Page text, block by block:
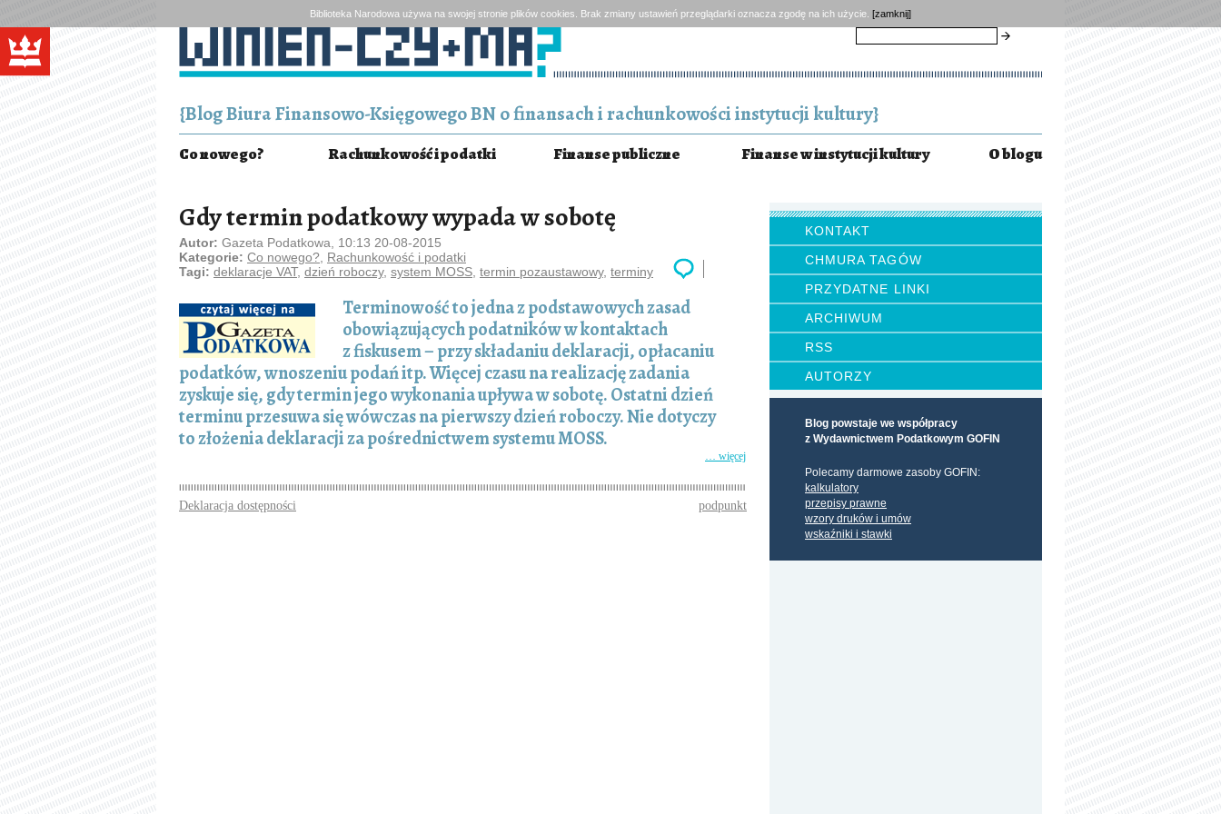
Biblioteka Narodowa używa na swojej stronie plików cookies. Brak zmiany ustawień przeglądarki oznacza zgodę na ich użycie. [zamknij]
{Blog Biura Finansowo-Księgowego BN o finansach i rachunkowości instytucji kultury}
Co nowego? Rachunkowość i podatki Finanse publiczne Finanse w instytucji kultury O blogu
KONTAKT
CHMURA TAGÓW
PRZYDATNE LINKI
ARCHIWUM
RSS
AUTORZY
Blog powstaje we współpracy
z Wydawnictwem Podatkowym GOFIN
Polecamy darmowe zasoby GOFIN:
kalkulatory
przepisy prawne
wzory druków i umów
wskaźniki i stawki
Gdy termin podatkowy wypada w sobotę
Autor: Gazeta Podatkowa, 10:13 20-08-2015
Kategorie: Co nowego? Rachunkowość i podatki
Tagi: deklaracje VAT, dzień roboczy, system MOSS termin pozaustawowy, terminy
Terminowość to jedna z podstawowych zasad
obowiązujących podatników w kontaktach
z fiskusem – przy składaniu deklaracji, opłacaniu
podatków, wnoszeniu podań itp. Więcej czasu na realizację zadania
zyskuje się, gdy termin jego wykonania upływa w sobotę. Ostatni dzień
terminu przesuwa się wówczas na pierwszy dzień roboczy. Nie dotyczy
to złożenia deklaracji za pośrednictwem systemu MOSS.
… więcej
Deklaracja dostępności podpunkt